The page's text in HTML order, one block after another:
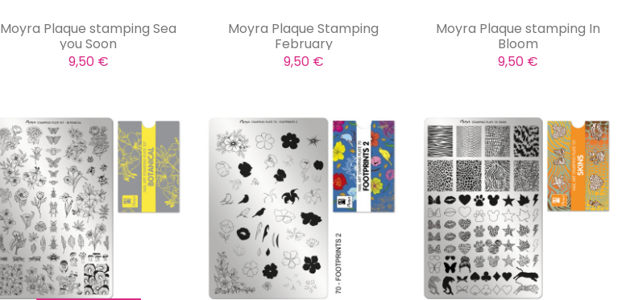
Moyra Plaque stamping Sea
you Soon
9,50 €
Moyra Plaque Stamping
February
9,50 €
Moyra Plaque stamping In
Bloom
9,50 €